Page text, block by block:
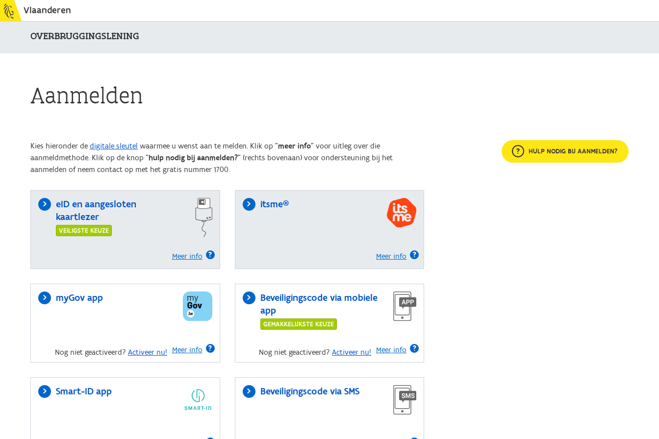
Vlaanderen
OVERBRUGGINGSLENING
Aanmelden
Kies hieronder de digitale sleutel waarmee u wenst aan te melden. Klik op "meer info" voor uitleg over die
aanmeldmethode. Klik op de knop "hulp nodig bij aanmelden?" (rechts bovenaan) voor ondersteuning bij het
aanmelden of neem contact op met het gratis nummer 1700.
eID en aangesloten
kaartlezer
VEILIGSTE KEUZE
Meer info
itsme®
Meer info
myGov app
Meer info
Nog niet geactiveerd? Activeer nu!
Beveiligingscode via mobiele
app
GEMAKKELIJKSTE KEUZE
Meer info
Nog niet geactiveerd?Activeer nu!
Smart-ID app Beveiligingscode via SMS
HULP NODIG BIJ AANMELDEN?